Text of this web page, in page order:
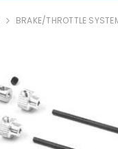
BRAKE/THROTTLE